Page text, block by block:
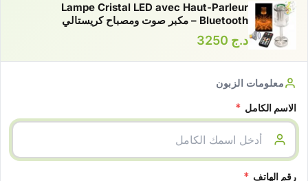
Lampe Cristal LED avec Haut-Parleur
Bluetooth – مكبر صوت ومصباح كريستالي
د.ج
معلومات الزبون
الاسم الكامل *
رقم الهاتف *